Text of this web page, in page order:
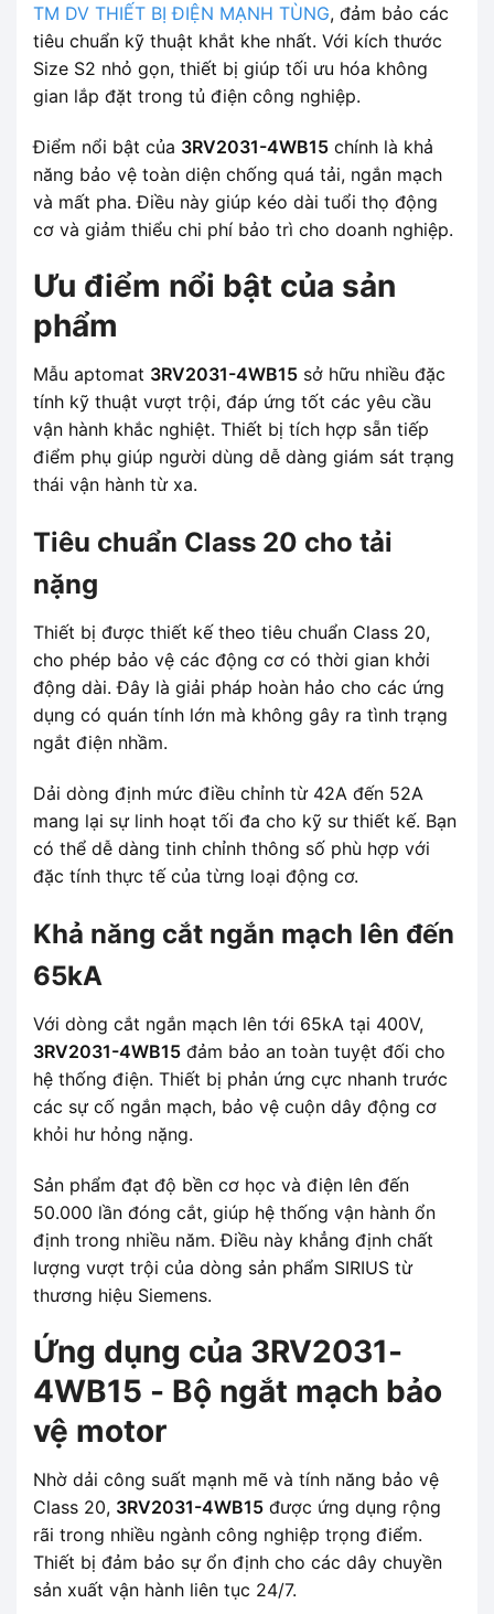
TM DV THIẾT BỊ ĐIỆN MẠNH TÙNG, đảm bảo các
tiêu chuẩn kỹ thuật khắt khe nhất. Với kích thước
Size S2 nhỏ gọn, thiết bị giúp tối ưu hóa không
gian lắp đặt trong tủ điện công nghiệp.
Điểm nổi bật của 3RV2031-4WB15 chính là khả
năng bảo vệ toàn diện chống quá tải, ngắn mạch
và mất pha. Điều này giúp kéo dài tuổi thọ động
cơ và giảm thiểu chi phí bảo trì cho doanh nghiệp.
Ưu điểm nổi bật của sản
phẩm
Mẫu aptomat 3RV2031-4WB15 sở hữu nhiều đặc
tính kỹ thuật vượt trội, đáp ứng tốt các yêu cầu
vận hành khắc nghiệt. Thiết bị tích hợp sẵn tiếp
điểm phụ giúp người dùng dễ dàng giám sát trạng
thái vận hành từ xa.
Tiêu chuẩn Class 20 cho tải
nặng
Thiết bị được thiết kế theo tiêu chuẩn Class 20,
cho phép bảo vệ các động cơ có thời gian khởi
động dài. Đây là giải pháp hoàn hảo cho các ứng
dụng có quán tính lớn mà không gây ra tình trạng
ngắt điện nhầm.
Dải dòng định mức điều chỉnh từ 42A đến 52A
mang lại sự linh hoạt tối đa cho kỹ sư thiết kế. Bạn
có thể dễ dàng tinh chỉnh thông số phù hợp với
đặc tính thực tế của từng loại động cơ.
Khả năng cắt ngắn mạch lên đến
65kA
Với dòng cắt ngắn mạch lên tới 65kA tại 400V,
3RV2031-4WB15 đảm bảo an toàn tuyệt đối cho
hệ thống điện. Thiết bị phản ứng cực nhanh trước
các sự cố ngắn mạch, bảo vệ cuộn dây động cơ
khỏi hư hỏng nặng.
Sản phẩm đạt độ bền cơ học và điện lên đến
50.000 lần đóng cắt, giúp hệ thống vận hành ổn
định trong nhiều năm. Điều này khẳng định chất
lượng vượt trội của dòng sản phẩm SIRIUS từ
thương hiệu Siemens.
Ứng dụng của 3RV2031-
4WB15 - Bộ ngắt mạch bảo
vệ motor
Nhờ dải công suất mạnh mẽ và tính năng bảo vệ
Class 20, 3RV2031-4WB15 được ứng dụng rộng
rãi trong nhiều ngành công nghiệp trọng điểm.
Thiết bị đảm bảo sự ổn định cho các dây chuyền
sản xuất vận hành liên tục 24/7.